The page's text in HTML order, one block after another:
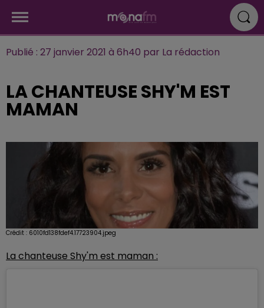
Publié : 27 janvier 2021 à 6h40 par La rédaction
LA CHANTEUSE SHY'M EST
MAMAN
Crédit : 6010fd138fdef4.17723904.jpeg
La chanteuse Shy'm est maman :